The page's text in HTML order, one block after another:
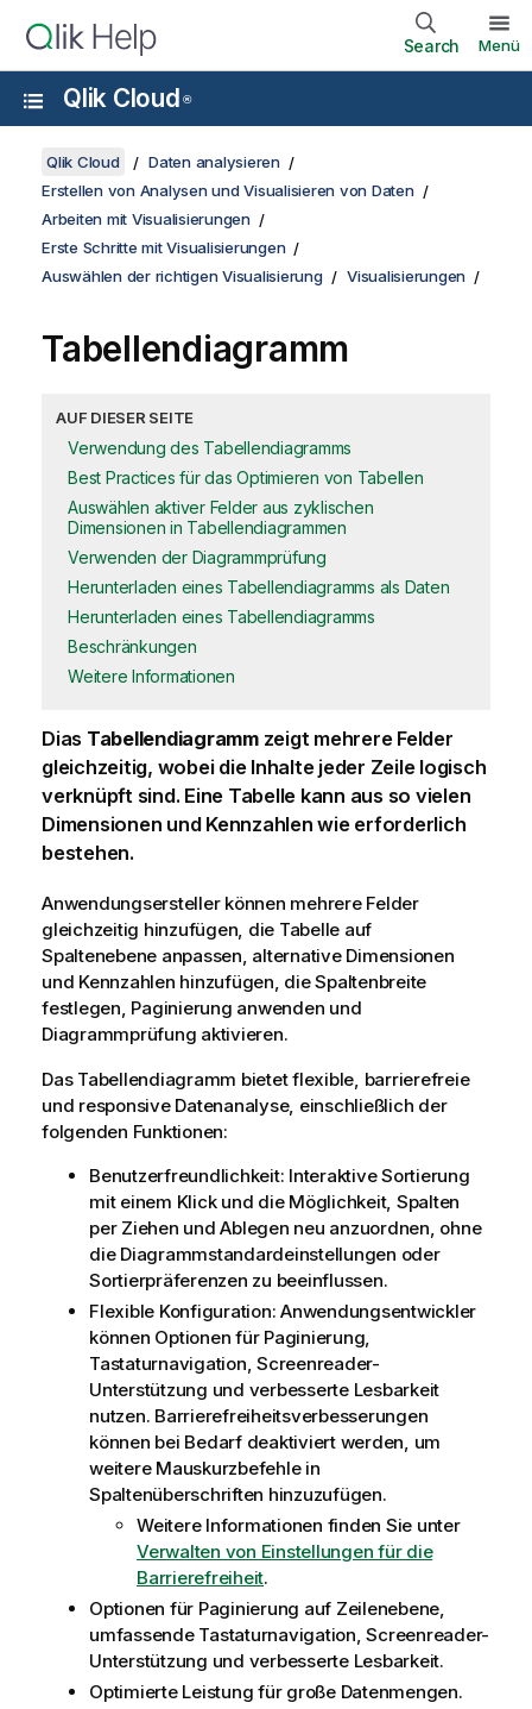
Search Menü
Qlik Cloud ®
Qlik Cloud
Daten analysieren
Erstellen von Analysen und Visualisieren von Daten
Arbeiten mit Visualisierungen
Erste Schritte mit Visualisierungen
Auswählen der richtigen Visualisierung
Visualisierungen
Tabellendiagramm
AUF DIESER SEITE
Verwendung des Tabellendiagramms
Best Practices für das Optimieren von Tabellen
Auswählen aktiver Felder aus zyklischen
Dimensionen in Tabellendiagrammen
Verwenden der Diagrammprüfung
Herunterladen eines Tabellendiagramms als Daten
Herunterladen eines Tabellendiagramms
Beschränkungen
Weitere Informationen
Dias Tabellendiagrammzeigt mehrere Felder
gleichzeitig, wobei die Inhalte jeder Zeile logisch
verknüpft sind. Eine Tabelle kann aus so vielen
Dimensionen und Kennzahlen wie erforderlich
bestehen.
Anwendungsersteller können mehrere Felder
gleichzeitig hinzufügen, die Tabelle auf
Spaltenebene anpassen, alternative Dimensionen
und Kennzahlen hinzufügen, die Spaltenbreite
festlegen, Paginierung anwenden und
Diagrammprüfung aktivieren.
Das Tabellendiagramm bietet flexible, barrierefreie
und responsive Datenanalyse, einschließlich der
folgenden Funktionen:
Benutzerfreundlichkeit: Interaktive Sortierung
mit einem Klick und die Möglichkeit, Spalten
per Ziehen und Ablegen neu anzuordnen, ohne
die Diagrammstandardeinstellungen oder
Sortierpräferenzen zu beeinflussen.
Flexible Konfiguration: Anwendungsentwickler
können Optionen für Paginierung,
Tastaturnavigation, Screenreader-
Unterstützung und verbesserte Lesbarkeit
nutzen. Barrierefreiheitsverbesserungen
können bei Bedarf deaktiviert werden, um
weitere Mauskurzbefehle in
Spaltenüberschriften hinzuzufügen.
Weitere Informationen finden Sie unter
Verwalten von Einstellungen für die
Barrierefreiheit.
Optionen für Paginierung auf Zeilenebene,
umfassende Tastaturnavigation, Screenreader-
Unterstützung und verbesserte Lesbarkeit.
Optimierte Leistung für große Datenmengen.